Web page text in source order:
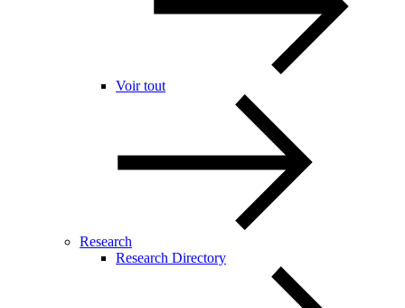
Voir tout
Research
Research Directory